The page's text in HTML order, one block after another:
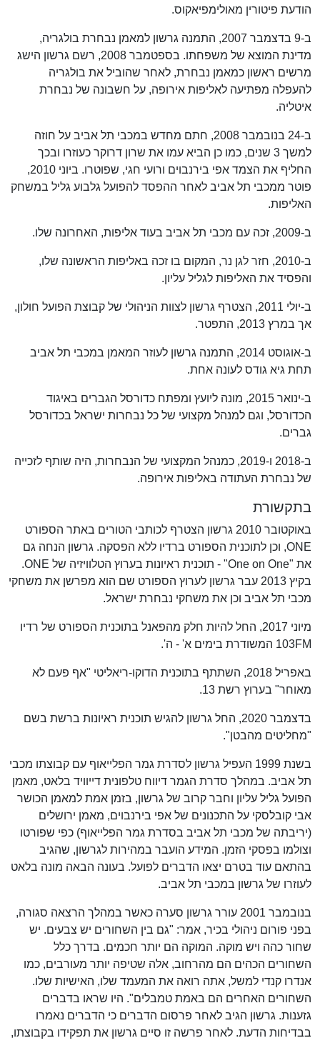
הודעת פיטורין מאולימפיאקוס.
ב-9 בדצמבר 2007, התמנה גרשון למאמן נבחרת בולגריה,
מדינת המוצא של משפחתו. בספטמבר 2008, רשם גרשון הישג
מרשים ראשון כמאמן נבחרת, לאחר שהוביל את בולגריה
להעפלה מפתיעה לאליפות אירופה, על חשבונה של נבחרת
איטליה.
ב-24 בנובמבר 2008, חתם מחדש במכבי תל אביב על חוזה
למשך 3 שנים, כמו כן הביא עמו את שרון דרוקר כעוזרו ובכך
החליף את הצמד אפי בירנבוים ורועי חגי, שפוטרו. ביוני 2010,
פוטר ממכבי תל אביב לאחר ההפסד להפועל גלבוע גליל במשחק
האליפות.
ב-2009, זכה עם מכבי תל אביב בעוד אליפות, האחרונה שלו.
ב-2010, חזר לגן נר, המקום בו זכה באליפות הראשונה שלו,
והפסיד את האליפות לגליל עליון.
ב-יולי 2011, הצטרף גרשון לצוות הניהולי של קבוצת הפועל חולון,
אך במרץ 2013, התפטר.
ב-אוגוסט 2014, התמנה גרשון לעוזר המאמן במכבי תל אביב
תחת גיא גודס לעונה אחת.
ב-ינואר 2015, מונה ליועץ ומפתח כדורסל הגברים באיגוד
הכדורסל, וגם למנהל מקצועי של כל נבחרות ישראל בכדורסל
גברים.
ב-2018 ו-2019, כמנהל המקצועי של הנבחרות, היה שותף לזכייה
של נבחרת העתודה באליפות אירופה.
בתקשורת
באוקטובר 2010 גרשון הצטרף לכותבי הטורים באתר הספורט
ONE, וכן לתוכנית הספורט ברדיו ללא הפסקה. גרשון הנחה גם
את "One on One" - תוכנית ראיונות בערוץ הטלוויזיה של ONE.
בקיץ 2013 עבר גרשון לערוץ הספורט שם הוא מפרשן את משחקי
מכבי תל אביב וכן את משחקי נבחרת ישראל.
מיוני 2017, החל להיות חלק מהפאנל בתוכנית הספורט של רדיו
103FM המשודרת בימים א' - ה'.
באפריל 2018, השתתף בתוכנית הדוקו-ריאליטי "אף פעם לא
מאוחר" בערוץ רשת 13.
בדצמבר 2020, החל גרשון להגיש תוכנית ראיונות ברשת בשם
"מחליטים מהבטן".
בשנת 1999 העפיל גרשון לסדרת גמר הפלייאוף עם קבוצתו מכבי
תל אביב. במהלך סדרת הגמר דיווח טלפונית דייוויד בלאט, מאמן
הפועל גליל עליון וחבר קרוב של גרשון, בזמן אמת למאמן הכושר
אבי קובלסקי על התכנונים של אפי בירנבוים, מאמן ירושלים
(יריבתה של מכבי תל אביב בסדרת גמר הפלייאוף) כפי שפורטו
וצולמו בפסקי הזמן. המידע הועבר במהירות לגרשון, שהגיב
בהתאם עוד בטרם יצאו הדברים לפועל. בעונה הבאה מונה בלאט
לעוזרו של גרשון במכבי תל אביב.
בנובמבר 2001 עורר גרשון סערה כאשר במהלך הרצאה סגורה,
בפני פורום ניהולי בכיר, אמר: "גם בין השחורים יש צבעים. יש
שחור כהה ויש מוקה. המוקה הם יותר חכמים. בדרך כלל
השחורים הכהים הם מהרחוב, אלה שטיפה יותר מעורבים, כמו
אנדרו קנדי למשל, אתה רואה את המעמד שלו, האישיות שלו.
השחורים האחרים הם באמת טמבלים". היו שראו בדברים
גזענות. גרשון הגיב לאחר פרסום הדברים כי הדברים נאמרו
בבדיחות הדעת. לאחר פרשה זו סיים גרשון את תפקידו בקבוצתו,